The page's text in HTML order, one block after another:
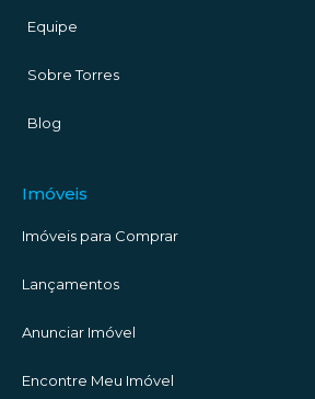
Equipe
Sobre Torres
Blog
Imóveis
Imóveis para Comprar
Lançamentos
Anunciar Imóvel
Encontre Meu Imóvel